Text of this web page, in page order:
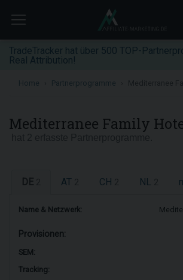
TradeTracker hat über 500 TOP-
Real Attribution!
Home Partnerprogramme
Mediterranee Family
DE AT CH NL
Name & Netzwerk:
Provisionen:
SEM:
Tracking: